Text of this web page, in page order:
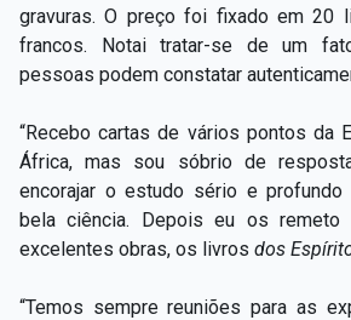
gravuras. O preço foi fixado em 20
francos. Notai tratar-se de um
pessoas podem constatar
“Recebo cartas de vários pontos da
África, mas sou sóbrio de
encorajar o estudo sério e
bela ciência. Depois eu os remeto
excelentes obras, os livros dos
“Temos sempre reuniões para as